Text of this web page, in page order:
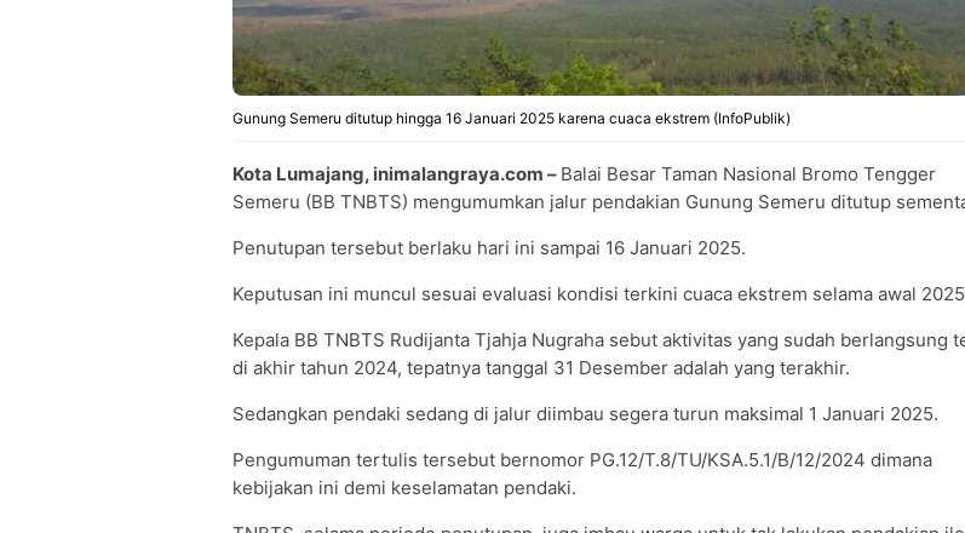
Gunung Semeru ditutup hingga 16 Januari 2025 karena cuaca ekstrem (InfoPublik)
Kota Lumajang, inimalangraya.com – Balai Besar Taman Nasional Bromo Tengger
Semeru (BB TNBTS) mengumumkan jalur pendakian Gunung Semeru ditutup
Penutupan tersebut berlaku hari ini sampai 16 Januari 2025.
Keputusan ini muncul sesuai evaluasi kondisi terkini cuaca ekstrem selama awal
Kepala BB TNBTS Rudijanta Tjahja Nugraha sebut aktivitas yang sudah berlangsung
di akhir tahun 2024, tepatnya tanggal 31 Desember adalah yang terakhir.
Sedangkan pendaki sedang di jalur diimbau segera turun maksimal 1 Januari 2025.
Pengumuman tertulis tersebut bernomor PG.12/T.8/TU/KSA.5.1/B/12/2024 dimana
kebijakan ini demi keselamatan pendaki.